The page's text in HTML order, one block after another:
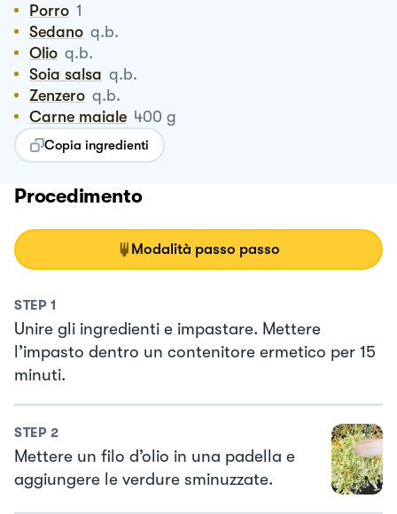
Porro 1
Sedano q.b.
Olio q.b.
Soia salsa q.b.
Zenzero q.b.
Carne maiale 400 g
Copia ingredienti
Procedimento
Modalità passo passo
STEP 1
Unire gli ingredienti e impastare. Mettere
l’impasto dentro un contenitore ermetico per 15
minuti.
STEP 2
Mettere un filo d’olio in una padella e
aggiungere le verdure sminuzzate.